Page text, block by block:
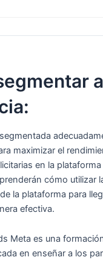
maximizar el
en la
cómo utilizar
la plataforma para
efectiva.
Meta es una
en enseñar a los